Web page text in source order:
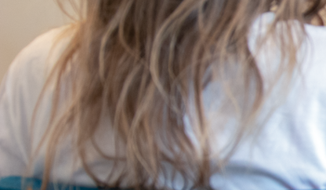
Wie wij
zijn
Praktische
informatie